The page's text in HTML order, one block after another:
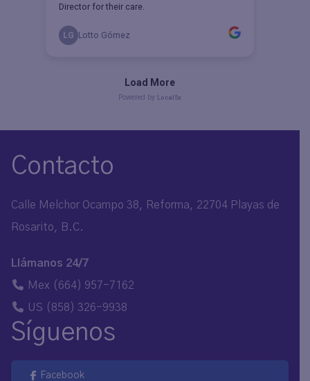
Contacto
Calle Melchor Ocampo 38, Reforma, 22704 Playas de
Rosarito, B.C.
Llámanos 24/7
Mex (664) 957-7162
US (858) 326-9938
Síguenos
Facebook